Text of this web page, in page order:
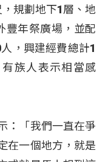
規劃地下1層、地
豐年祭廣場，並配
，興建經費總計1
族人表示相當感
：「我們一直在爭
在一個地方，就是